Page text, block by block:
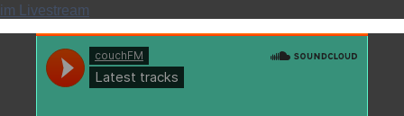
im Livestream